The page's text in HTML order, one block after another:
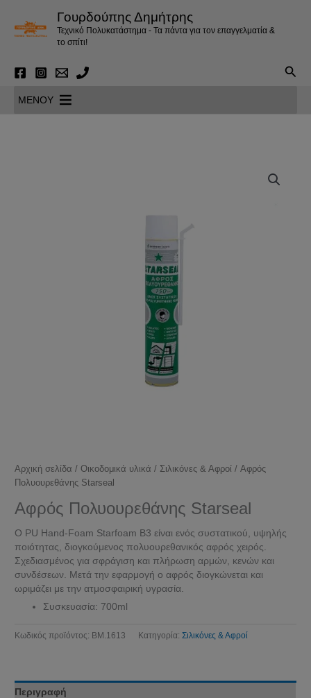
περιεχόμενο
Γουρδούπης Δημήτρης
Τεχνικό Πολυκατάστημα - Τα πάντα για τον επαγγελματία &
το σπίτι!
MENOY
Αρχική σελίδα /Οικοδομικά υλικά / Σιλικόνες & Αφροί / Αφρός
Πολυουρεθάνης Starseal
Αφρός Πολυουρεθάνης Starseal
Ο PU Hand-Foam Starfoam B3 είναι ενός συστατικού, υψηλής
ποιότητας, διογκούμενος πολυουρεθανικός αφρός χειρός.
Σχεδιασμένος για σφράγιση και πλήρωση αρμών, κενών και
συνδέσεων. Μετά την εφαρμογή ο αφρός διογκώνεται και
ωριμάζει με την ατμοσφαιρική υγρασία.
Συσκευασία: 700ml
Κωδικός προϊόντος: BM.1613 Κατηγορία:Σιλικόνες & Αφροί
Περιγραφή